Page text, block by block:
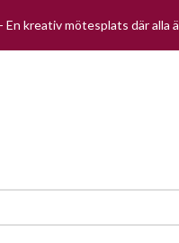
kreativ mötesplats där alla